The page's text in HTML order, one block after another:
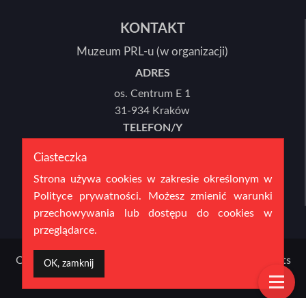
Ciasteczka
Strona używa cookies w zakresie określonym w
Polityce prywatności. Możesz zmienić warunki
przechowywania lub dostępu do cookies w
przeglądarce.
OK, zamknij
KONTAKT
Muzeum PRL-u (w organizacji)
ADRES
os. Centrum E 1
31-934 Kraków
TELEFON/Y
sekretariat@mprl.pl
Copyright 2016 Muzeum PRL-u (w organizacji) | All Rights
Reserved | created by: